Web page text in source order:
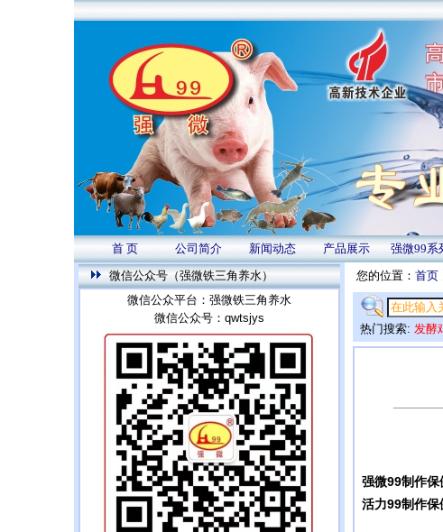
首 页 公司简介 新闻动态 产品展示 强微99系
微信公众号（强微铁三角养水）
微信公众平台：强微铁三角养水
微信公众号：qwtsjys
您的位置： 首页
热门搜索: 发酵
强微99制作保
活力99制作保